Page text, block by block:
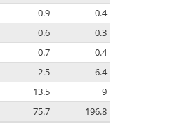
0.9
0.4
0.6
0.3
0.7
0.4
2.5
6.4
13.5
9
75.7 196.8